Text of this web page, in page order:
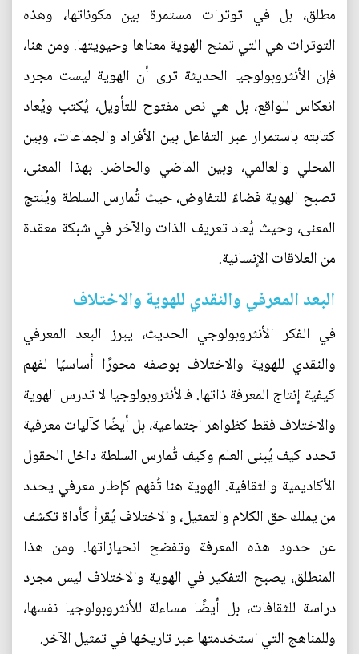
مطلق، بل في توترات مستمرة بين مكوناتها، وهذه
التوترات هي التي تمنح الهوية معناها وحيويتها. ومن هنا،
فإن الأنثروبولوجيا الحديثة ترى أن الهوية ليست مجرد
انعكاس للواقع، بل هي نص مفتوح للتأويل، يُكتب ويُعاد
كتابته باستمرار عبر التفاعل بين الأفراد والجماعات، وبين
المحلي والعالمي، وبين الماضي والحاضر. بهذا المعنى،
تصبح الهوية فضاءً للتفاوض، حيث تُمارس السلطة ويُنتج
المعنى، وحيث يُعاد تعريف الذات والآخر في شبكة معقدة
من العلاقات الإنسانية.
البعد المعرفي والنقدي للهوية والاختلاف
في الفكر الأنثروبولوجي الحديث، يبرز البعد المعرفي
والنقدي للهوية والاختلاف بوصفه محورًا أساسيًا لفهم
كيفية إنتاج المعرفة ذاتها. فالأنثروبولوجيا لا تدرس الهوية
والاختلاف فقط كظواهر اجتماعية، بل أيضًا كآليات معرفية
تحدد كيف يُبنى العلم وكيف تُمارس السلطة داخل الحقول
الأكاديمية والثقافية. الهوية هنا تُفهم كإطار معرفي يحدد
من يملك حق الكلام والتمثيل، والاختلاف يُقرأ كأداة تكشف
عن حدود هذه المعرفة وتفضح انحيازاتها. ومن هذا
المنطلق، يصبح التفكير في الهوية والاختلاف ليس مجرد
دراسة للثقافات، بل أيضًا مساءلة للأنثروبولوجيا نفسها،
وللمناهج التي استخدمتها عبر تاريخها في تمثيل الآخر.